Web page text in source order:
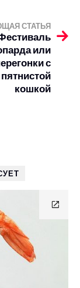
СТАТЬЯ
или
с
пятнистой
кошкой